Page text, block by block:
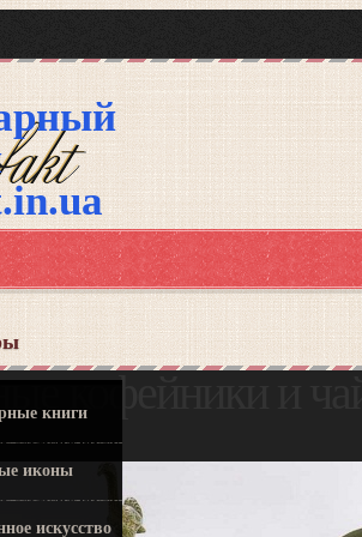
книги
иконы
искусство
кофейники и